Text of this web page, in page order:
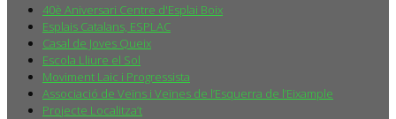
40è Aniversari Centre d'Esplai Boix
Esplais Catalans, ESPLAC
Casal de Joves Queix
Escola Lliure el Sol
Moviment Laic i Progressista
Associació de Veïns i Veïnes de l’Esquerra de l’Eixample
Projecte Localitza’t